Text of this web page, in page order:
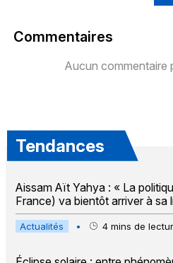
Commentaires
Aucun commentaire
Tendances
Aissam Aït Yahya : « La
France) va bientôt arriver à sa
Actualités • 4 mins de